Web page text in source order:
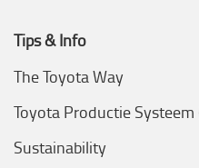
Tips & Info
The Toyota Way
Toyota Productie Systeem
Sustainability